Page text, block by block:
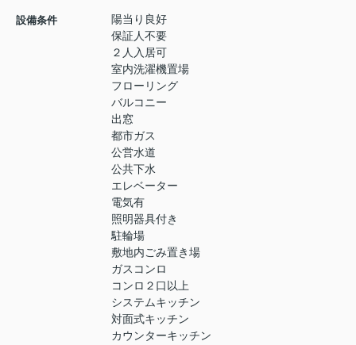
設備条件
陽当り良好
保証人不要
２人入居可
室内洗濯機置場
フローリング
バルコニー
出窓
都市ガス
公営水道
公共下水
エレベーター
電気有
照明器具付き
駐輪場
敷地内ごみ置き場
ガスコンロ
コンロ２口以上
システムキッチン
対面式キッチン
カウンターキッチン